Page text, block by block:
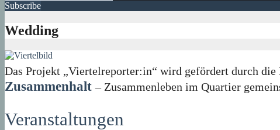
Subscribe
Wedding
Das Projekt „Viertelreporter:in“ wird gefördert durch die
Zusammenhalt – Zusammenleben im Quartier
Veranstaltungen